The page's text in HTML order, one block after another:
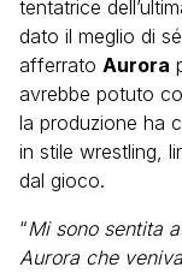
tentatrice
dato il meglio di
afferrato Aurora
avrebbe potuto
la produzione ha
in stile wrestling,
dal gioco.
“Mi sono sentita
Aurora che